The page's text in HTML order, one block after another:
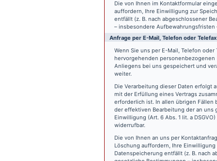
Die von Ihnen im Kontaktformular
auffordern, Ihre Einwilligung zur
entfällt (z. B. nach abgeschlossener
– insbesondere
Anfrage per E-Mail, Telefon oder Telefax
Wenn Sie uns per E-Mail, Telefon
hervorgehenden personenbezogenen
Anliegens bei uns gespeichert und
weiter.
Die Verarbeitung dieser Daten erfolgt
mit der Erfüllung eines Vertrags
erforderlich ist. In allen übrigen Fällen
der effektiven Bearbeitung der an uns
Einwilligung (Art. 6 Abs. 1 lit. a
widerrufbar.
Die von Ihnen an uns per
Löschung auffordern, Ihre
Datenspeicherung entfällt (z. B. nach